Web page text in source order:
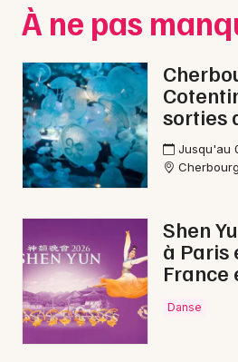
Concerts
Sports
Soirées
Sorties famille
Sorties & loisirs
Bourses dans la Manche
Bourses en Basse-Normandie
Nice
Paris
Strasbourg
Toulouse
Toutes les villes
À ne pas
sorties
Jusqu'au
Shen
à Paris
France
Danse